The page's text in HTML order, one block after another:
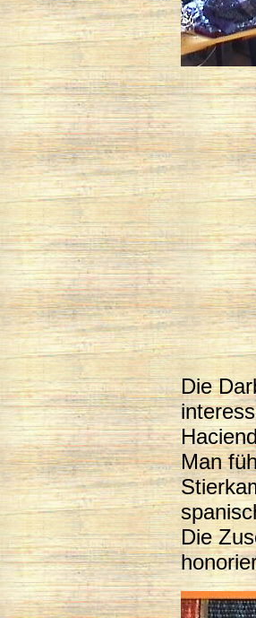
Die
Man
Die